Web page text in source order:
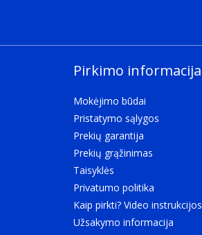
Pirkimo informacija
Mokėjimo būdai
Pristatymo sąlygos
Prekių garantija
Prekių grąžinimas
Taisyklės
Privatumo politika
Kaip pirkti? Video instrukcijos
Užsakymo informacija